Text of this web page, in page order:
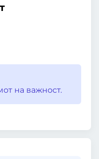
на важност.